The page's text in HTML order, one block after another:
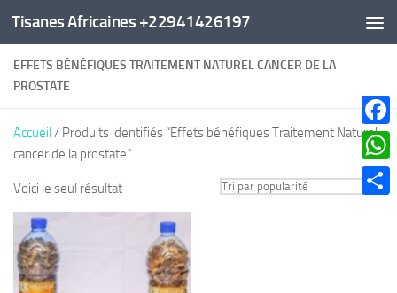
Au dessous du contenu
Tisanes Africaines +22941426197
EFFETS BÉNÉFIQUES TRAITEMENT NATUREL CANCER DE LA
PROSTATE
Accueil/ Produits identifiés “Effets bénéfiques Traitement Naturel
cancer de la prostate”
Voici le seul résultat